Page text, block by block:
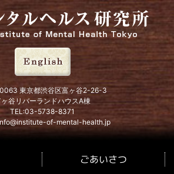
研究所
東京都渋谷区富ヶ谷2-26-3
谷リバーランドハウスA棟
TEL:03-5738-8371
of-mental-health.jp
ごあいさつ